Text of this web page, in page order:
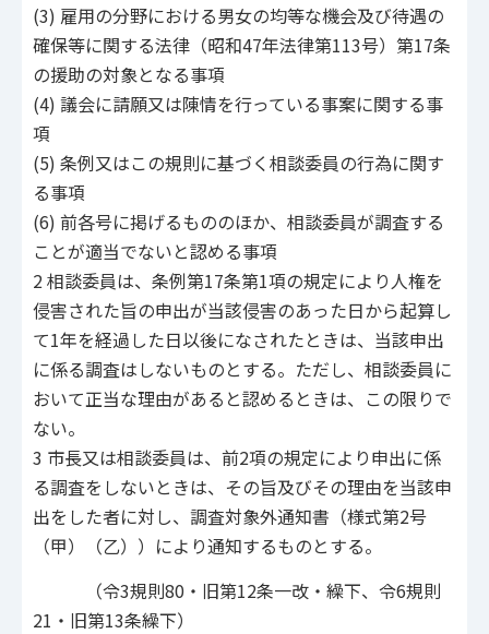
(3) 雇用の分野における男女の均等な機会及び待遇の
確保等に関する法律（昭和47年法律第113号）第17条
の援助の対象となる事項
(4) 議会に請願又は陳情を行っている事案に関する事
項
(5) 条例又はこの規則に基づく相談委員の行為に関す
る事項
(6) 前各号に掲げるもののほか、相談委員が調査する
ことが適当でないと認める事項
2 相談委員は、条例第17条第1項の規定により人権を
侵害された旨の申出が当該侵害のあった日から起算し
て1年を経過した日以後になされたときは、当該申出
に係る調査はしないものとする。ただし、相談委員に
おいて正当な理由があると認めるときは、この限りで
ない。
3 市長又は相談委員は、前2項の規定により申出に係
る調査をしないときは、その旨及びその理由を当該申
出をした者に対し、調査対象外通知書（様式第2号
（甲）（乙））により通知するものとする。
（令3規則80・旧第12条一改・繰下、令6規則
21・旧第13条繰下）